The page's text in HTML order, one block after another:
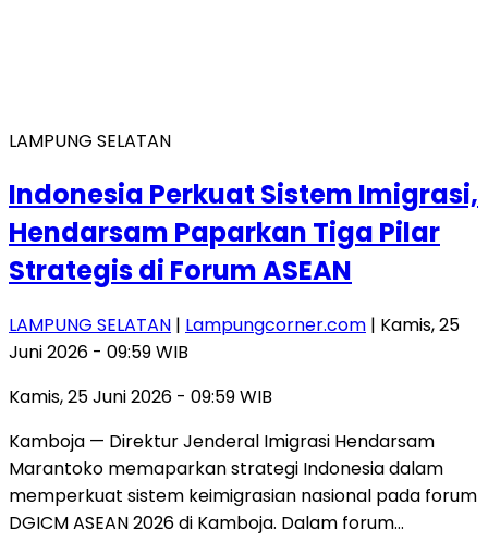
LAMPUNG SELATAN
Indonesia Perkuat Sistem Imigrasi,
Hendarsam Paparkan Tiga Pilar
Strategis di Forum ASEAN
LAMPUNG SELATAN | Lampungcorner.com | Kamis, 25
Juni 2026 - 09:59 WIB
Kamis, 25 Juni 2026 - 09:59 WIB
Kamboja — Direktur Jenderal Imigrasi Hendarsam
Marantoko memaparkan strategi Indonesia dalam
memperkuat sistem keimigrasian nasional pada forum
DGICM ASEAN 2026 di Kamboja. Dalam forum…